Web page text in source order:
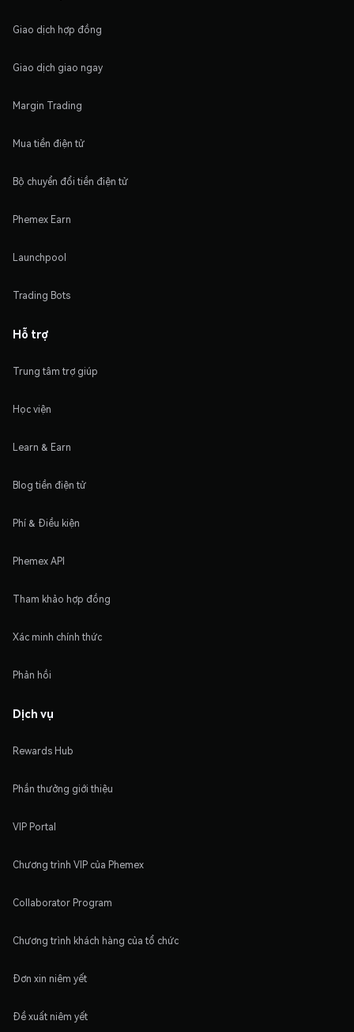
Giao dịch hợp đồng
Giao dịch giao ngay
Margin Trading
Mua tiền điện tử
Bộ chuyển đổi tiền điện tử
Phemex Earn
Launchpool
Trading Bots
Hỗ trợ
Trung tâm trợ giúp
Học viện
Learn & Earn
Blog tiền điện tử
Phí & Điều kiện
Phemex API
Tham khảo hợp đồng
Xác minh chính thức
Phản hồi
Dịch vụ
Rewards Hub
Phần thưởng giới thiệu
VIP Portal
Chương trình VIP của Phemex
Collaborator Program
Chương trình khách hàng của tổ chức
Đơn xin niêm yết
Đề xuất niêm yết